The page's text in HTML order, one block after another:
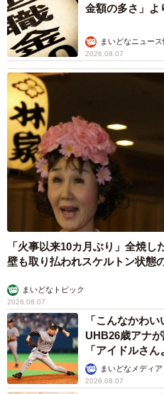
金額の多さ」よ
まいどなニュー
2026.08.07
「火事以来10カ月ぶり」全焼
壁も取り払われスケルトン状態
まいどなトピック
2026.08.07
「こんなかわ
UHB26歳アナ
「アイドルさ
か」まいどなメディア
2026.08.07